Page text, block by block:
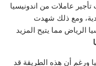
تأجير عاملات من اندونيسيا
ومع ذلك شهدت
الرياض مما يتيح المزيد
ورغم أن هذه الطريقة قد